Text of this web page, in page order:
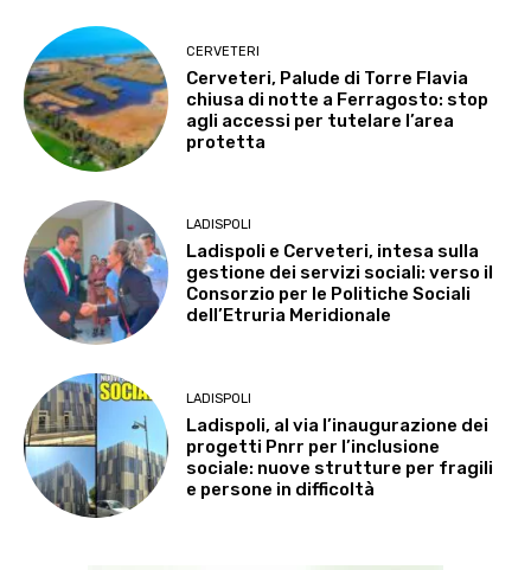
CERVETERI
Cerveteri, Palude di Torre Flavia
chiusa di notte a Ferragosto: stop
agli accessi per tutelare l’area
protetta
LADISPOLI
Ladispoli e Cerveteri, intesa sulla
gestione dei servizi sociali: verso il
Consorzio per le Politiche Sociali
dell’Etruria Meridionale
LADISPOLI
Ladispoli, al via l’inaugurazione dei
progetti Pnrr per l’inclusione
sociale: nuove strutture per fragili
e persone in difficoltà